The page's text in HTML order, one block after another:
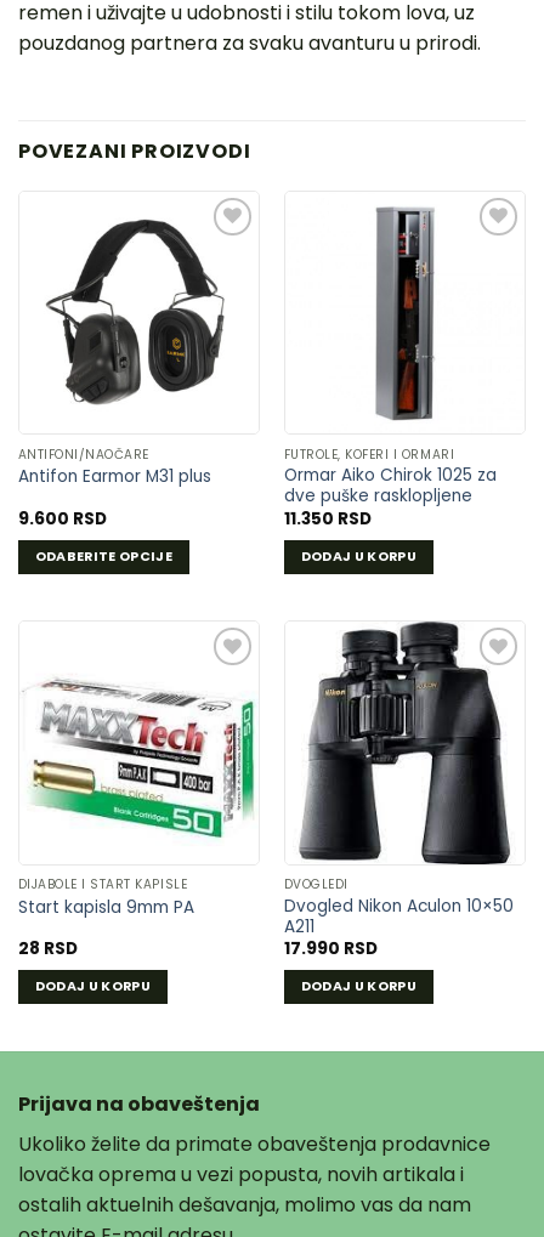
remen i uživajte u udobnosti i stilu tokom lova, uz
pouzdanog partnera za svaku avanturu u prirodi.
POVEZANI PROIZVODI
DODAJ
U
LISTU
ŽELJA
ANTIFONI/NAOČARE
Antifon Earmor M31 plus
9.600 RSD
ODABERITE OPCIJE
varijanti.
Opcije
mogu
biti
izabrane
proizvoda.
FUTROLE, KOFERI I ORMARI
Ormar Aiko Chirok 1025 za
dve puške rasklopljene
11.350 RSD
DODAJ U KORPU
DODAJ
U
LISTU
ŽELJA
DIJABOLE I START KAPISLE
Start kapisla 9mm PA
28 RSD
DODAJ U KORPU
DODAJ
DVOGLEDI
Dvogled Nikon Aculon 10×50
A211
17.990 RSD
DODAJ U KORPU
Prijava na obaveštenja
Ukoliko želite da primate obaveštenja prodavnice
lovačka oprema u vezi popusta, novih artikala i
ostalih aktuelnih dešavanja, molimo vas da nam